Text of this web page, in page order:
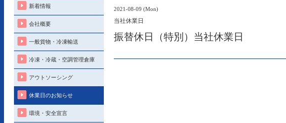
2021-08-09 (Mon)
当社休業日
振替休日（特別）当社休業日
新着情報
会社概要
一般貨物・冷凍輸送
冷凍・冷蔵・空調管理倉庫
アウトソーシング
休業日のお知らせ
環境・安全宣言